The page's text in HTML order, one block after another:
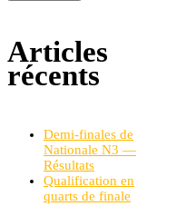
Articles
récents
Demi-finales de
Nationale N3 —
Résultats
Qualification en
quarts de finale